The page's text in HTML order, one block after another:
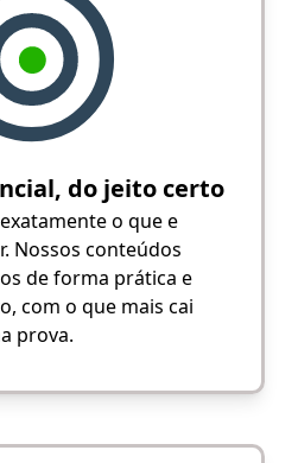
do jeito certo
o que e
Nossos conteúdos
de forma prática e
com o que mais cai
prova.